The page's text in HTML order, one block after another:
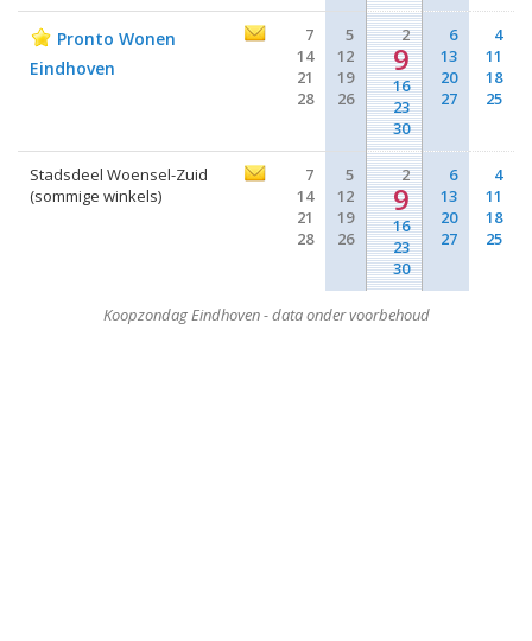
Koopzondag Eindhoven - data onder voorbehoud
Pronto Wonen
Eindhoven
7
14
21
28
5
12
19
26
2
9
16
23
30
6
13
20
27
4
11
18
25
Stadsdeel Woensel-Zuid
(sommige winkels)
7
14
21
28
5
12
19
26
2
9
16
23
30
6
13
20
27
4
11
18
25